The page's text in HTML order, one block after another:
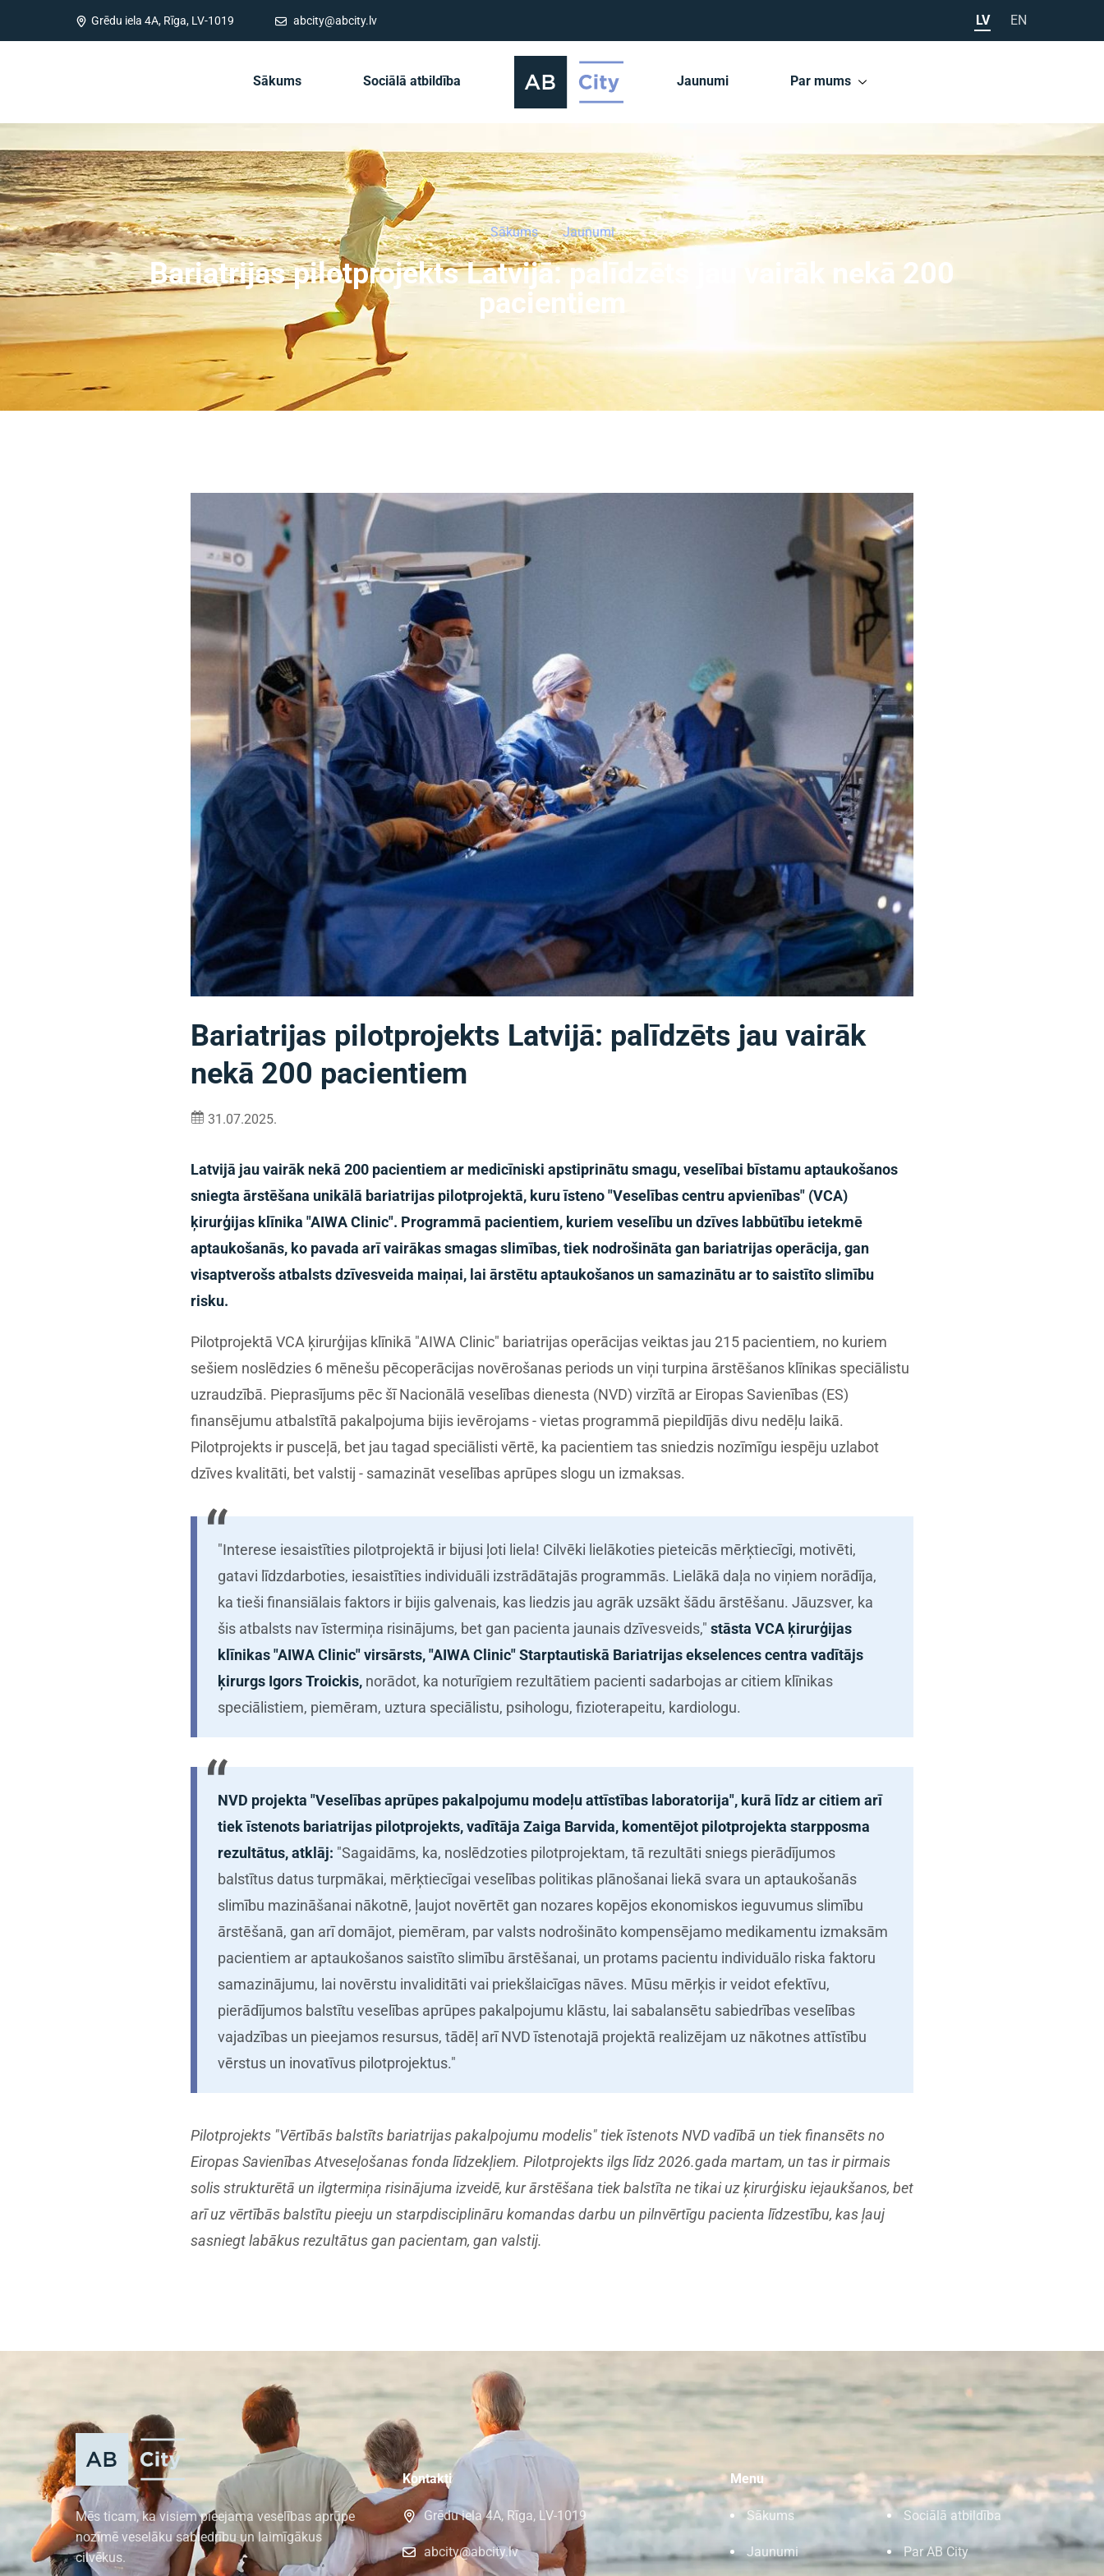
Grēdu iela 4A, Rīga, LV-1019 abcity@abcity.lv LV EN
Sākums Sociālā atbildība Jaunumi Par mums
Sākums Jaunumi
Bariatrijas pilotprojekts Latvijā: palīdzēts jau vairāk nekā 200
pacientiem
Bariatrijas pilotprojekts Latvijā: palīdzēts jau vairāk
nekā 200 pacientiem
31.07.2025.
Latvijā jau vairāk nekā 200 pacientiem ar medicīniski apstiprinātu smagu, veselībai bīstamu aptaukošanos
sniegta ārstēšana unikālā bariatrijas pilotprojektā, kuru īsteno "Veselības centru apvienības" (VCA)
ķirurģijas klīnika "AIWA Clinic". Programmā pacientiem, kuriem veselību un dzīves labbūtību ietekmē
aptaukošanās, ko pavada arī vairākas smagas slimības, tiek nodrošināta gan bariatrijas operācija, gan
visaptverošs atbalsts dzīvesveida maiņai, lai ārstētu aptaukošanos un samazinātu ar to saistīto slimību
risku.
Pilotprojektā VCA ķirurģijas klīnikā "AIWA Clinic" bariatrijas operācijas veiktas jau 215 pacientiem, no kuriem
sešiem noslēdzies 6 mēnešu pēcoperācijas novērošanas periods un viņi turpina ārstēšanos klīnikas speciālistu
uzraudzībā. Pieprasījums pēc šī Nacionālā veselības dienesta (NVD) virzītā ar Eiropas Savienības (ES)
finansējumu atbalstītā pakalpojuma bijis ievērojams - vietas programmā piepildījās divu nedēļu laikā.
Pilotprojekts ir pusceļā, bet jau tagad speciālisti vērtē, ka pacientiem tas sniedzis nozīmīgu iespēju uzlabot
dzīves kvalitāti, bet valstij - samazināt veselības aprūpes slogu un izmaksas.
"Interese iesaistīties pilotprojektā ir bijusi ļoti liela! Cilvēki lielākoties pieteicās mērķtiecīgi, motivēti,
gatavi līdzdarboties, iesaistīties individuāli izstrādātajās programmās. Lielākā daļa no viņiem norādīja,
ka tieši finansiālais faktors ir bijis galvenais, kas liedzis jau agrāk uzsākt šādu ārstēšanu. Jāuzsver, ka
šis atbalsts nav īstermiņa risinājums, bet gan pacienta jaunais dzīvesveids," stāsta VCA ķirurģijas
klīnikas "AIWA Clinic" virsārsts, "AIWA Clinic" Starptautiskā Bariatrijas ekselences centra vadītājs
ķirurgs Igors Troickis, norādot, ka noturīgiem rezultātiem pacienti sadarbojas ar citiem klīnikas
speciālistiem, piemēram, uztura speciālistu, psihologu, fizioterapeitu, kardiologu.
NVD projekta "Veselības aprūpes pakalpojumu modeļu attīstības laboratorija", kurā līdz ar citiem arī
tiek īstenots bariatrijas pilotprojekts, vadītāja Zaiga Barvida, komentējot pilotprojekta starpposma
rezultātus, atklāj: "Sagaidāms, ka, noslēdzoties pilotprojektam, tā rezultāti sniegs pierādījumos
balstītus datus turpmākai, mērķtiecīgai veselības politikas plānošanai liekā svara un aptaukošanās
slimību mazināšanai nākotnē, ļaujot novērtēt gan nozares kopējos ekonomiskos ieguvumus slimību
ārstēšanā, gan arī domājot, piemēram, par valsts nodrošināto kompensējamo medikamentu izmaksām
pacientiem ar aptaukošanos saistīto slimību ārstēšanai, un protams pacientu individuālo riska faktoru
samazinājumu, lai novērstu invaliditāti vai priekšlaicīgas nāves. Mūsu mērķis ir veidot efektīvu,
pierādījumos balstītu veselības aprūpes pakalpojumu klāstu, lai sabalansētu sabiedrības veselības
vajadzības un pieejamos resursus, tādēļ arī NVD īstenotajā projektā realizējam uz nākotnes attīstību
vērstus un inovatīvus pilotprojektus."
Pilotprojekts "Vērtībās balstīts bariatrijas pakalpojumu modelis" tiek īstenots NVD vadībā un tiek finansēts no
Eiropas Savienības Atveseļošanas fonda līdzekļiem. Pilotprojekts ilgs līdz 2026.gada martam, un tas ir pirmais
solis strukturētā un ilgtermiņa risinājuma izveidē, kur ārstēšana tiek balstīta ne tikai uz ķirurģisku iejaukšanos, bet
arī uz vērtībās balstītu pieeju un starpdisciplināru komandas darbu un pilnvērtīgu pacienta līdzestību, kas ļauj
sasniegt labākus rezultātus gan pacientam, gan valstij.
Mēs ticam, ka visiem pieejama veselības aprūpe
nozīmē veselāku sabiedrību un laimīgākus
cilvēkus.
Kontakti
Grēdu iela 4A, Rīga, LV-1019
abcity@abcity.lv
Menu
Sākums Sociālā atbildība
Jaunumi Par AB City